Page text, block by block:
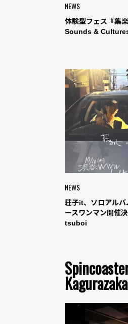
NEWS
体験型フェス『集
Sounds &
NEWS
荘子it、ソロアルバ
ースワンマン開
tsuboi
Kagurazaka